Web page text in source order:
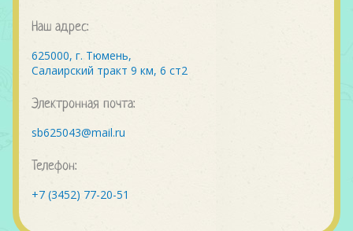
Наш адрес:
625000, г. Тюмень,
Салаирский тракт 9 км, 6 ст2
Электронная почта:
sb625043@mail.ru
Телефон:
+7 (3452) 77-20-51